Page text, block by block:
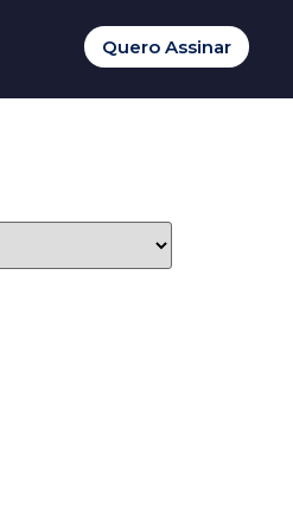
Quero Assinar